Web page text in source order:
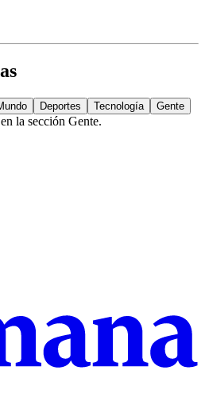
Deportes Tecnología Gente
la sección Gente.